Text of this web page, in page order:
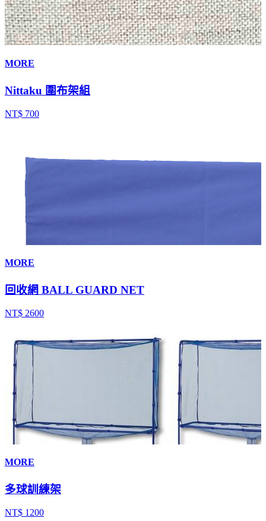
MORE
Nittaku 圍布架組
NT$ 700
MORE
回收網 BALL GUARD NET
NT$ 2600
MORE
多球訓練架
NT$ 1200